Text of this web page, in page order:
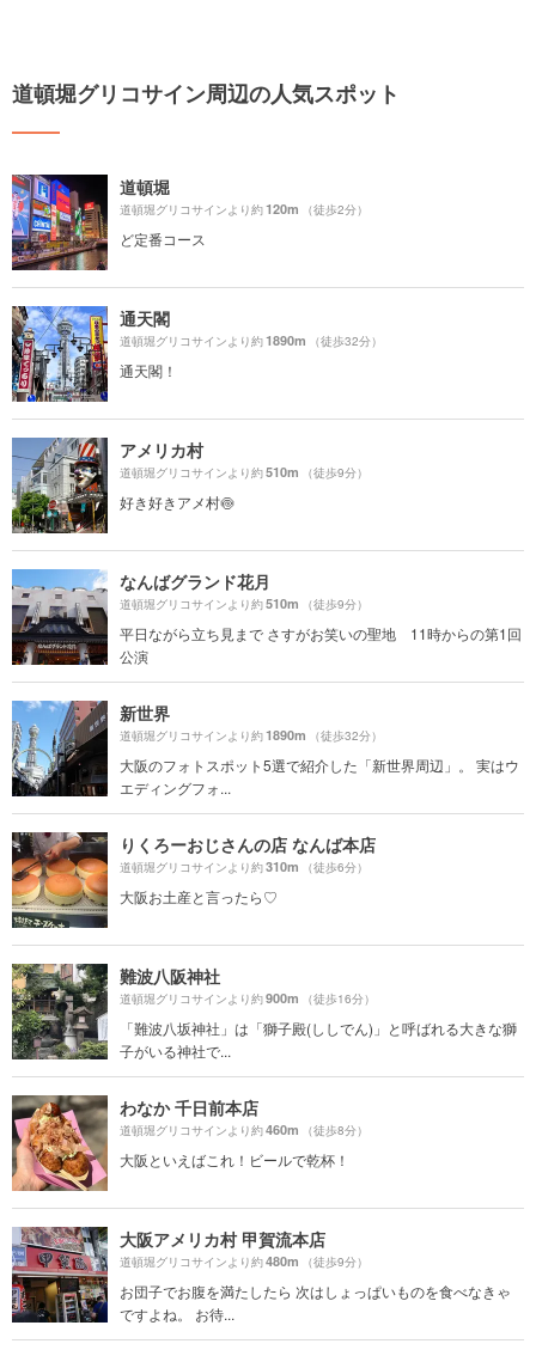
道頓堀グリコサイン周辺の人気スポット
道頓堀
道頓堀グリコサインより約120m （徒歩2分）
ど定番コース
通天閣
道頓堀グリコサインより約1890m （徒歩32分）
通天閣！
アメリカ村
道頓堀グリコサインより約510m （徒歩9分）
好き好きアメ村🍥
なんばグランド花月
道頓堀グリコサインより約510m （徒歩9分）
平日ながら立ち見まで さすがお笑いの聖地 11時からの第1回
公演
新世界
道頓堀グリコサインより約1890m （徒歩32分）
大阪のフォトスポット5選で紹介した「新世界周辺」。 実はウ
エディングフォ...
りくろーおじさんの店 なんば本店
道頓堀グリコサインより約310m （徒歩6分）
大阪お土産と言ったら♡
難波八阪神社
道頓堀グリコサインより約900m （徒歩16分）
「難波八坂神社」は「獅子殿(ししでん)」と呼ばれる大きな獅
子がいる神社で...
わなか 千日前本店
道頓堀グリコサインより約460m （徒歩8分）
大阪といえばこれ！ビールで乾杯！
大阪アメリカ村 甲賀流本店
道頓堀グリコサインより約480m （徒歩9分）
お団子でお腹を満たしたら 次はしょっぱいものを食べなきゃ
ですよね。 お待...